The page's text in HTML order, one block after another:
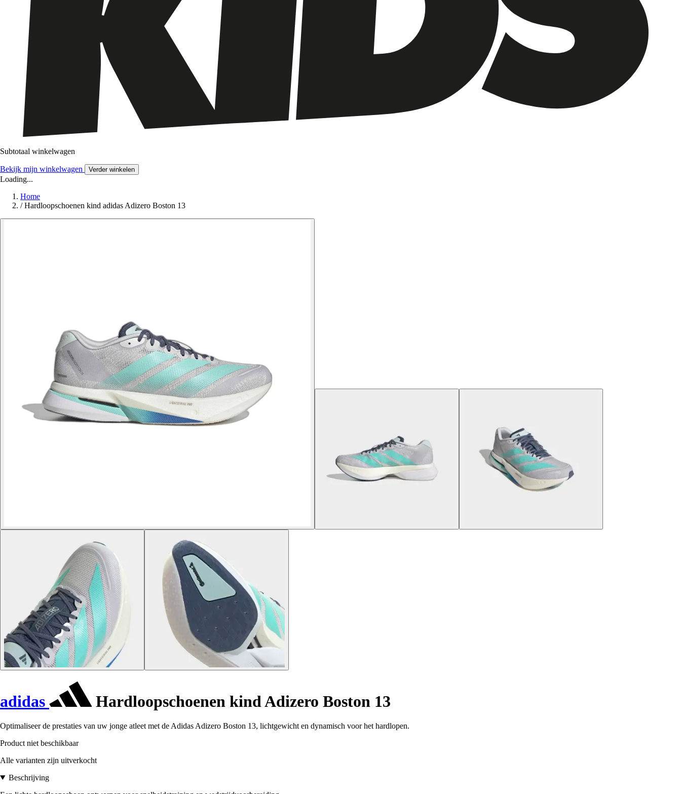
Subtotaal winkelwagen
Bekijk mijn winkelwagen Verder winkelen
Loading...
Home
/ Hardloopschoenen kind adidas Adizero Boston 13
adidas Hardloopschoenen kind Adizero Boston 13
Optimaliseer de prestaties van uw jonge atleet met de Adidas Adizero Boston 13, lichtgewicht en dynamisch voor het hardlopen.
Product niet beschikbaar
Alle varianten zijn uitverkocht
Beschrijving